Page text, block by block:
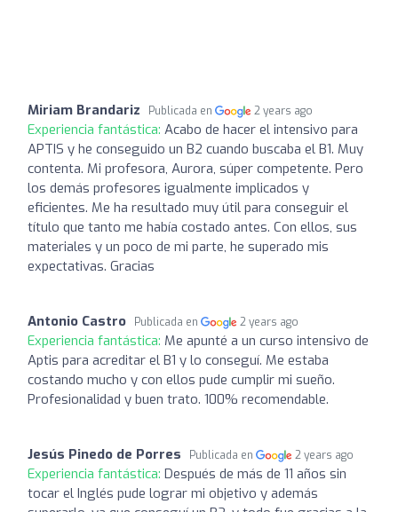
Miriam Brandariz Publicada en 2 years ago
Experiencia fantástica: Acabo de hacer el intensivo para
APTIS y he conseguido un B2 cuando buscaba el B1. Muy
contenta. Mi profesora, Aurora, súper competente. Pero
los demás profesores igualmente implicados y
eficientes. Me ha resultado muy útil para conseguir el
título que tanto me había costado antes. Con ellos, sus
materiales y un poco de mi parte, he superado mis
expectativas. Gracias
Antonio Castro Publicada en 2 years ago
Experiencia fantástica: Me apunté a un curso intensivo de
Aptis para acreditar el B1 y lo conseguí. Me estaba
costando mucho y con ellos pude cumplir mi sueño.
Profesionalidad y buen trato. 100% recomendable.
Jesús Pinedo de Porres Publicada en 2 years ago
Experiencia fantástica: Después de más de 11 años sin
tocar el Inglés pude lograr mi objetivo y además